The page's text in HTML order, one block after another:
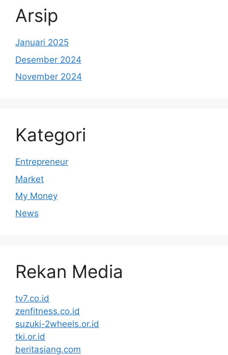
Arsip
Januari 2025
Desember 2024
November 2024
Kategori
Entrepreneur
Market
My Money
News
Rekan Media
tv7.co.id
zenfitness.co.id
suzuki-2wheels.or.id
tki.or.id
beritasiang.com